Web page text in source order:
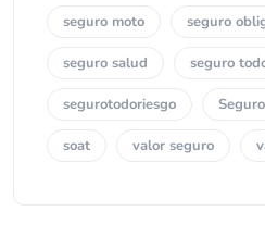
seguro moto seguro
seguro salud seguro
segurotodoriesgo
soat valor seguro